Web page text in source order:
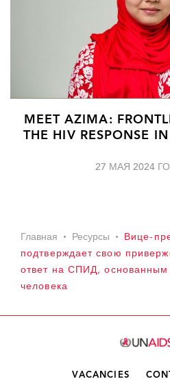
MEET AZIMA:
THE HIV RESPONSE
27 МАЯ 2024
Главная Ресурсы
Вице-
подтверждает свою
ответ на СПИД,
человека
VACANCIES